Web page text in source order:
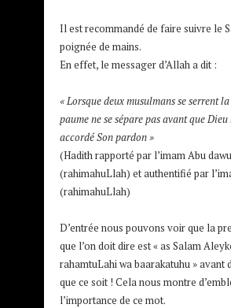
Il est recommandé de faire suivre le
poignée de mains.
En effet, le messager d’Allah a dit :
« Lorsque deux musulmans se serrent
paume ne se sépare pas avant que
accordé Son pardon »
(Hadith rapporté par l’imam Abu
(rahimahuLlah) et authentifié par
(rahimahuLlah)
D’entrée nous pouvons voir que la
que l’on doit dire est « as Salam
rahamtuLahi wa baarakatuhu » avant
que ce soit ! Cela nous montre
l’importance de ce mot.